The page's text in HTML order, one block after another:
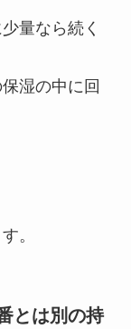
量なら続く
湿の中に回
。
とは別の持